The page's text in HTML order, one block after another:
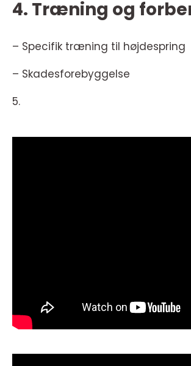
4. Træning og
– Specifik træning til højdespring
– Skadesforebyggelse
5.